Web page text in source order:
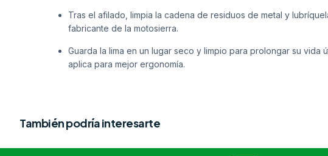
Tras el afilado, limpia la cadena de residuos de metal y
fabricante de la motosierra.
Guarda la lima en un lugar seco y limpio para prolongar su vida
aplica para mejor ergonomía.
También podría interesarte